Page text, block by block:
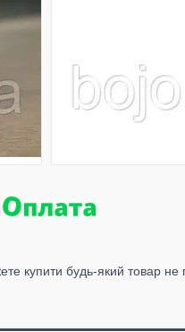
купити будь-який товар не